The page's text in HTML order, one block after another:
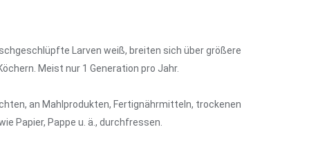
Larven weiß, breiten sich über größere
Meist nur 1 Generation pro Jahr.
an Mahlprodukten, Fertignährmitteln, trockenen
Papier, Pappe u. ä., durchfressen.